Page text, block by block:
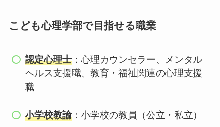
こども心理学部で目指せる職業
認定心理士：心理カウンセラー、メンタル
ヘルス支援職、教育・福祉関連の心理支援
職
小学校教諭：小学校の教員（公立・私立）